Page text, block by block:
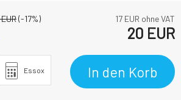
EUR(-17%) 17 EUR ohne VAT
20 EUR
Essox In den Korb